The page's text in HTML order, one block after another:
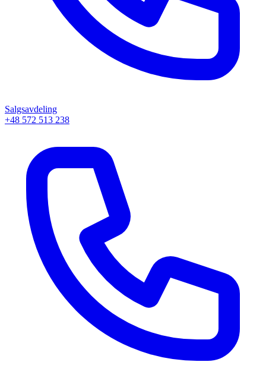
Salgsavdeling
+48 572 513 238